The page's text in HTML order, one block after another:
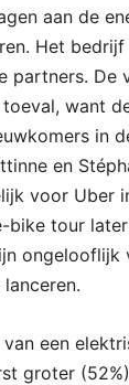
aan de
Het
partners. De
want
in
en
voor Uber
bike tour
ongelooflijk
een
groter